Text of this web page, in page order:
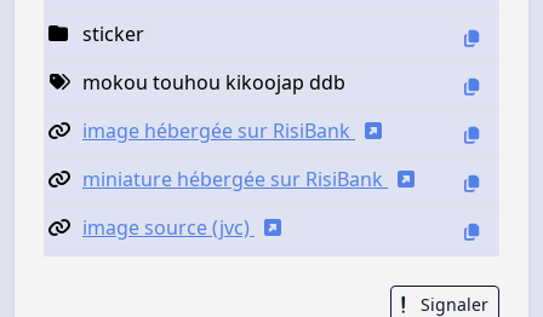
sticker
mokou touhou kikoojap ddb
image hébergée sur RisiBank
miniature hébergée sur RisiBank
image source (jvc)
Signaler